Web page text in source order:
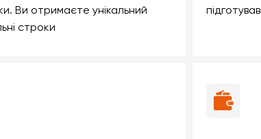
Ви отримаєте унікальний
строки